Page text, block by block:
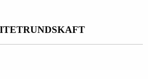
RUNDSKAFT